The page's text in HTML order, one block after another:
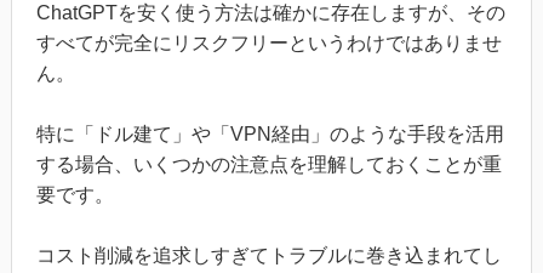
ChatGPTを安く使う方法は確かに存在しますが、その
すべてが完全にリスクフリーというわけではありませ
ん。
特に「ドル建て」や「VPN経由」のような手段を活用
する場合、いくつかの注意点を理解しておくことが重
要です。
コスト削減を追求しすぎてトラブルに巻き込まれてし